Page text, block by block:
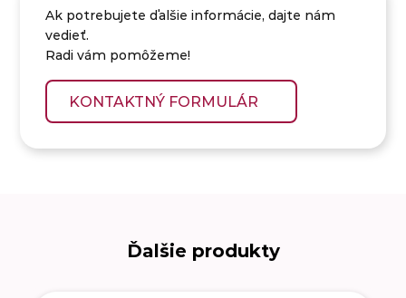
Ak potrebujete ďalšie informácie, dajte nám
vedieť.
Radi vám pomôžeme!
KONTAKTNÝ FORMULÁR
Ďalšie produkty